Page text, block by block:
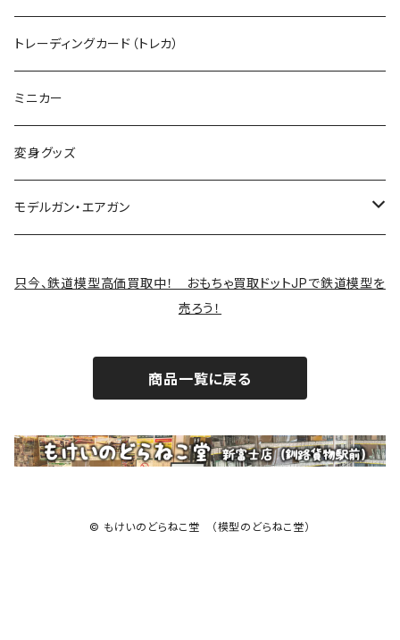
TOMIX (N)
制御機器
デカール
その他のキャラクター
トレーディングカード（トレカ）
ミニカー
変身グッズ
モデルガン・エアガン
只今、鉄道模型高価買取中！ おもちゃ買取ドットJPで鉄道模型を
売ろう！
商品一覧に戻る
© もけいのどらねこ堂 （模型のどらねこ堂）